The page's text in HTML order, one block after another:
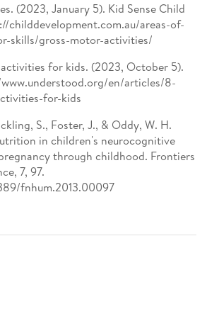
(2023, January 5). Kid Sense Child
childdevelopment.com.au/areas-of-
skills/gross-motor-activities/
for kids. (2023, October 5).
en/articles/8-
for-kids
S., Foster, J., & Oddy, W. H.
in children's neurocognitive
through childhood. Frontiers
7, 97.
fnhum.2013.00097